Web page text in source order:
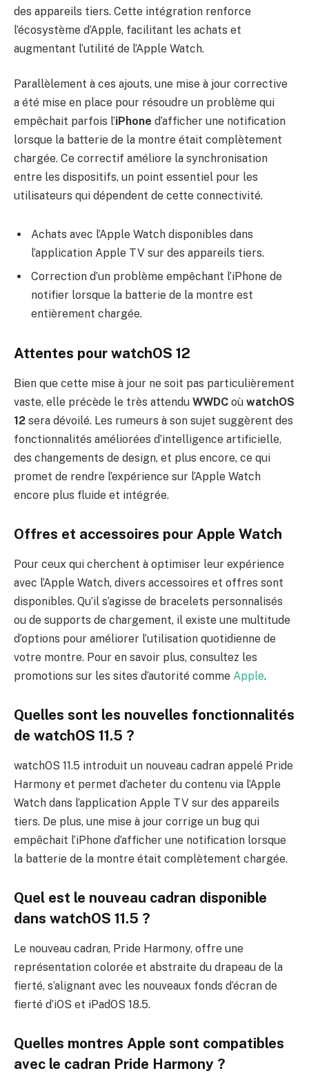
des appareils tiers. Cette intégration renforce
l’écosystème d’Apple, facilitant les achats et
augmentant l’utilité de l’Apple Watch.
Parallèlement à ces ajouts, une mise à jour corrective
a été mise en place pour résoudre un problème qui
empêchait parfois l’iPhone d’afficher une notification
lorsque la batterie de la montre était complètement
chargée. Ce correctif améliore la synchronisation
entre les dispositifs, un point essentiel pour les
utilisateurs qui dépendent de cette connectivité.
Achats avec l’Apple Watch disponibles dans
l’application Apple TV sur des appareils tiers.
Correction d’un problème empêchant l’iPhone de
notifier lorsque la batterie de la montre est
entièrement chargée.
Attentes pour watchOS 12
Bien que cette mise à jour ne soit pas particulièrement
vaste, elle précède le très attendu WWDC où watchOS
12 sera dévoilé. Les rumeurs à son sujet suggèrent des
fonctionnalités améliorées d’intelligence artificielle,
des changements de design, et plus encore, ce qui
promet de rendre l’expérience sur l’Apple Watch
encore plus fluide et intégrée.
Offres et accessoires pour Apple Watch
Pour ceux qui cherchent à optimiser leur expérience
avec l’Apple Watch, divers accessoires et offres sont
disponibles. Qu’il s’agisse de bracelets personnalisés
ou de supports de chargement, il existe une multitude
d’options pour améliorer l’utilisation quotidienne de
votre montre. Pour en savoir plus, consultez les
promotions sur les sites d’autorité comme Apple.
Quelles sont les nouvelles fonctionnalités
de watchOS 11.5 ?
watchOS 11.5 introduit un nouveau cadran appelé Pride
Harmony et permet d’acheter du contenu via l’Apple
Watch dans l’application Apple TV sur des appareils
tiers. De plus, une mise à jour corrige un bug qui
empêchait l’iPhone d’afficher une notification lorsque
la batterie de la montre était complètement chargée.
Quel est le nouveau cadran disponible
dans watchOS 11.5 ?
Le nouveau cadran, Pride Harmony, offre une
représentation colorée et abstraite du drapeau de la
fierté, s’alignant avec les nouveaux fonds d’écran de
fierté d’iOS et iPadOS 18.5.
Quelles montres Apple sont compatibles
avec le cadran Pride Harmony ?